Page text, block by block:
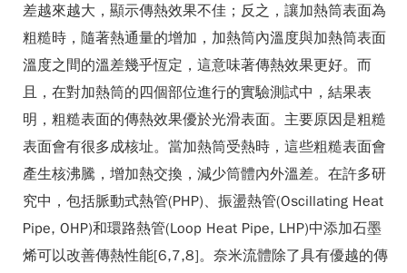
差越來越大，顯示傳熱效果不佳；反之，讓加熱筒表面為
粗糙時，隨著熱通量的增加，加熱筒內溫度與加熱筒表面
溫度之間的溫差幾乎恆定，這意味著傳熱效果更好。而
且，在對加熱筒的四個部位進行的實驗測試中，結果表
明，粗糙表面的傳熱效果優於光滑表面。主要原因是粗糙
表面會有很多成核址。當加熱筒受熱時，這些粗糙表面會
產生核沸騰，增加熱交換，減少筒體內外溫差。在許多研
究中，包括脈動式熱管(PHP)、振盪熱管(Oscillating Heat
Pipe, OHP)和環路熱管(Loop Heat Pipe, LHP)中添加石墨
烯可以改善傳熱性能[6,7,8]。奈米流體除了具有優越的傳